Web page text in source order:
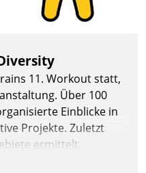
11. Workout statt,
Über 100
Einblicke in
Projekte. Zuletzt
ermittelt.